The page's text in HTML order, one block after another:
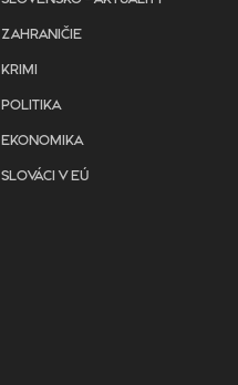
ZAHRANIČIE
KRIMI
POLITIKA
EKONOMIKA
SLOVÁCI V EÚ